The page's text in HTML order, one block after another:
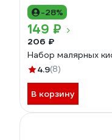
-28%
149 ₽
206 ₽
Набор малярных
4.9(8)
В корзину